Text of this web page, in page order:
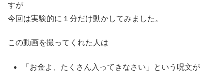
すが
今回は実験的に１分だけ動かしてみました。
この動画を撮ってくれた人は
「お金よ、たくさん入ってきなさい」という呪文が